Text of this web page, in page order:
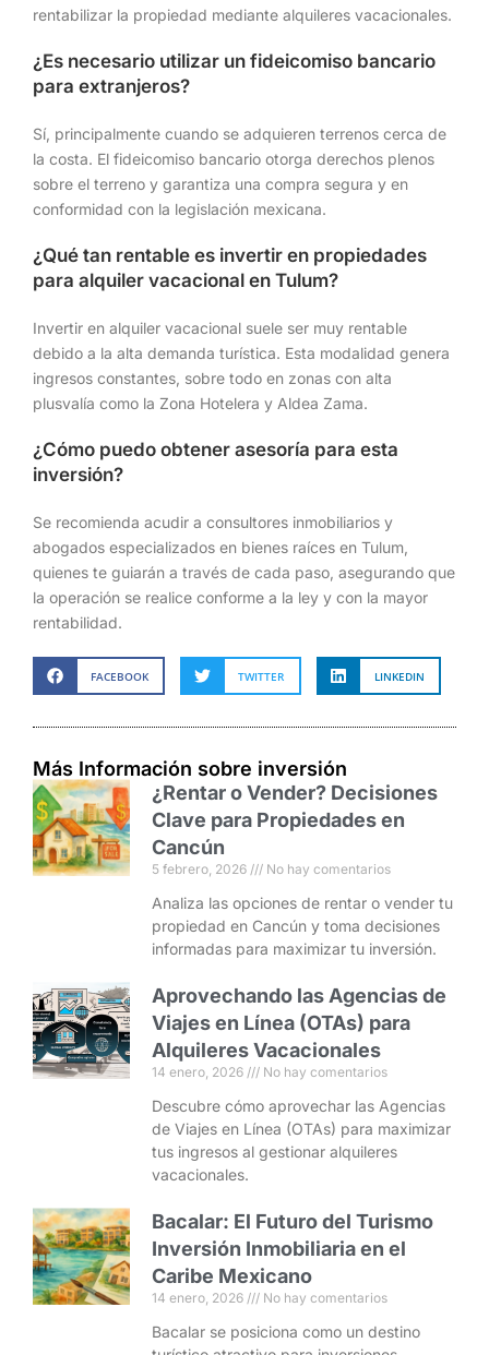
rentabilizar la propiedad mediante alquileres vacacionales.
¿Es necesario utilizar un fideicomiso bancario
para extranjeros?
Sí, principalmente cuando se adquieren terrenos cerca de
la costa. El fideicomiso bancario otorga derechos plenos
sobre el terreno y garantiza una compra segura y en
conformidad con la legislación mexicana.
¿Qué tan rentable es invertir en propiedades
para alquiler vacacional en Tulum?
Invertir en alquiler vacacional suele ser muy rentable
debido a la alta demanda turística. Esta modalidad genera
ingresos constantes, sobre todo en zonas con alta
plusvalía como la Zona Hotelera y Aldea Zama.
¿Cómo puedo obtener asesoría para esta
inversión?
Se recomienda acudir a consultores inmobiliarios y
abogados especializados en bienes raíces en Tulum,
quienes te guiarán a través de cada paso, asegurando que
la operación se realice conforme a la ley y con la mayor
rentabilidad.
FACEBOOK TWITTER LINKEDIN
Más Información sobre inversión
¿Rentar o Vender? Decisiones
Clave para Propiedades en
Cancún
5 febrero, 2026 No hay comentarios
Analiza las opciones de rentar o vender tu
propiedad en Cancún y toma decisiones
informadas para maximizar tu inversión.
Aprovechando las Agencias de
Viajes en Línea (OTAs) para
Alquileres Vacacionales
14 enero, 2026 No hay comentarios
Descubre cómo aprovechar las Agencias
de Viajes en Línea (OTAs) para maximizar
tus ingresos al gestionar alquileres
vacacionales.
Bacalar: El Futuro del Turismo
Inversión Inmobiliaria en el
Caribe Mexicano
14 enero, 2026 No hay comentarios
Bacalar se posiciona como un destino